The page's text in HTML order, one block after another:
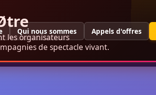
les organisateurs
de spectacle vivant.
Qui nous sommes Appels d'offres